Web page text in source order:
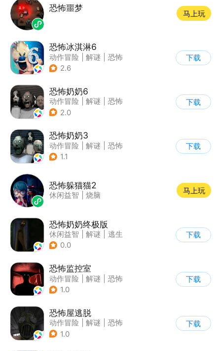
恐怖噩梦
马上玩
恐怖冰淇淋6
动作冒险 解谜
恐怖
| 暗黑
2.6
下载
恐怖奶奶6
动作冒险 解谜
恐怖
| 恐怖奶奶
2.0
下载
恐怖奶奶3
动作冒险 解谜
恐怖
| 恐怖奶奶
1.1
下载
恐怖躲猫猫2
休闲益智 烧脑
马上玩
恐怖奶奶终极版
休闲益智 解谜
逃生
| 恐怖奶奶
0.0
下载
恐怖监控室
动作冒险 解谜
恐怖
| 剧情
1.0
下载
恐怖屋逃脱
动作冒险 解谜
恐怖
| 暗黑
1.0
下载